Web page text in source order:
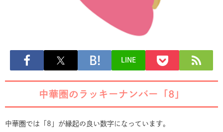
LINE
中華圏のラッキーナンバー「8」
中華圏では「8」が縁起の良い数字になっています。